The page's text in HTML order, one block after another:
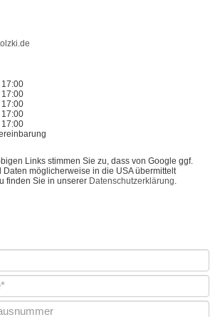
Links stimmen Sie zu, dass von Google ggf.
Daten möglicherweise in die USA übermittelt
finden Sie in unserer Datenschutzerklärung